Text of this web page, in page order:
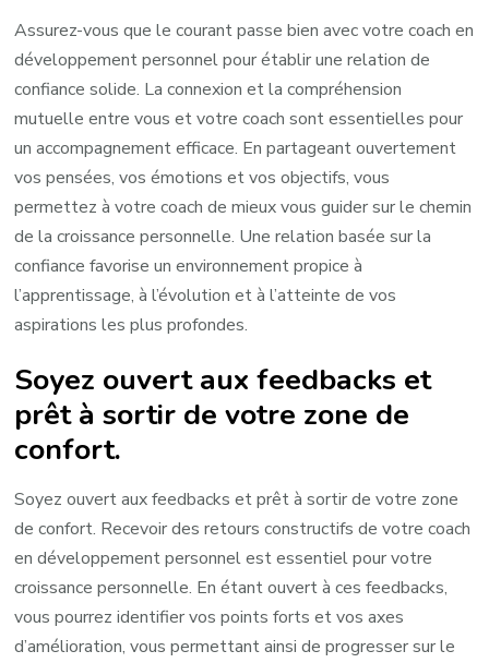
Assurez-vous que le courant passe bien avec votre coach en
développement personnel pour établir une relation de
confiance solide. La connexion et la compréhension
mutuelle entre vous et votre coach sont essentielles pour
un accompagnement efficace. En partageant ouvertement
vos pensées, vos émotions et vos objectifs, vous
permettez à votre coach de mieux vous guider sur le chemin
de la croissance personnelle. Une relation basée sur la
confiance favorise un environnement propice à
l’apprentissage, à l’évolution et à l’atteinte de vos
aspirations les plus profondes.
Soyez ouvert aux feedbacks et
prêt à sortir de votre zone de
confort.
Soyez ouvert aux feedbacks et prêt à sortir de votre zone
de confort. Recevoir des retours constructifs de votre coach
en développement personnel est essentiel pour votre
croissance personnelle. En étant ouvert à ces feedbacks,
vous pourrez identifier vos points forts et vos axes
d’amélioration, vous permettant ainsi de progresser sur le